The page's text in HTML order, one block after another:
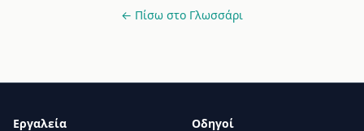
← Πίσω στο Γλωσσάρι
Εργαλεία Οδηγοί